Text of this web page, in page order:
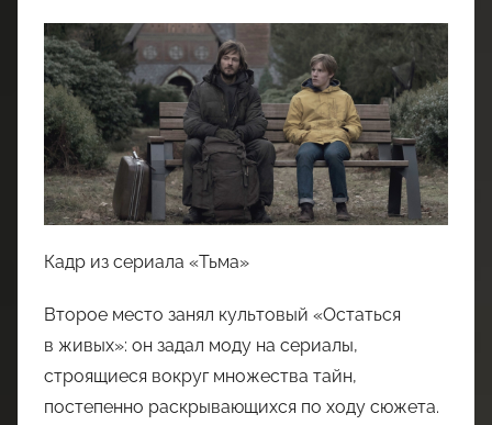
Кадр из сериала «Тьма»
Второе место занял культовый «Остаться
в живых»: он задал моду на сериалы,
строящиеся вокруг множества тайн,
постепенно раскрывающихся по ходу сюжета.